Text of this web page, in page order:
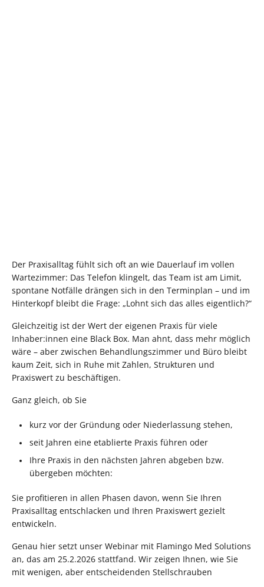
Der Praxisalltag fühlt sich oft an wie Dauerlauf im vollen
Wartezimmer: Das Telefon klingelt, das Team ist am Limit,
spontane Notfälle drängen sich in den Terminplan – und im
Hinterkopf bleibt die Frage: „Lohnt sich das alles eigentlich?“
Gleichzeitig ist der Wert der eigenen Praxis für viele
Inhaber:innen eine Black Box. Man ahnt, dass mehr möglich
wäre – aber zwischen Behandlungszimmer und Büro bleibt
kaum Zeit, sich in Ruhe mit Zahlen, Strukturen und
Praxiswert zu beschäftigen.
Ganz gleich, ob Sie
kurz vor der Gründung oder Niederlassung stehen,
seit Jahren eine etablierte Praxis führen oder
Ihre Praxis in den nächsten Jahren abgeben bzw.
übergeben möchten:
Sie profitieren in allen Phasen davon, wenn Sie Ihren
Praxisalltag entschlacken und Ihren Praxiswert gezielt
entwickeln.
Genau hier setzt unser Webinar mit Flamingo Med Solutions
an, das am 25.2.2026 stattfand. Wir zeigen Ihnen, wie Sie
mit wenigen, aber entscheidenden Stellschrauben